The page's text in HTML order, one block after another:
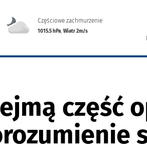
Częściowe zachmurzenie
1015.5 hPa,Wiatr 2m/s
część